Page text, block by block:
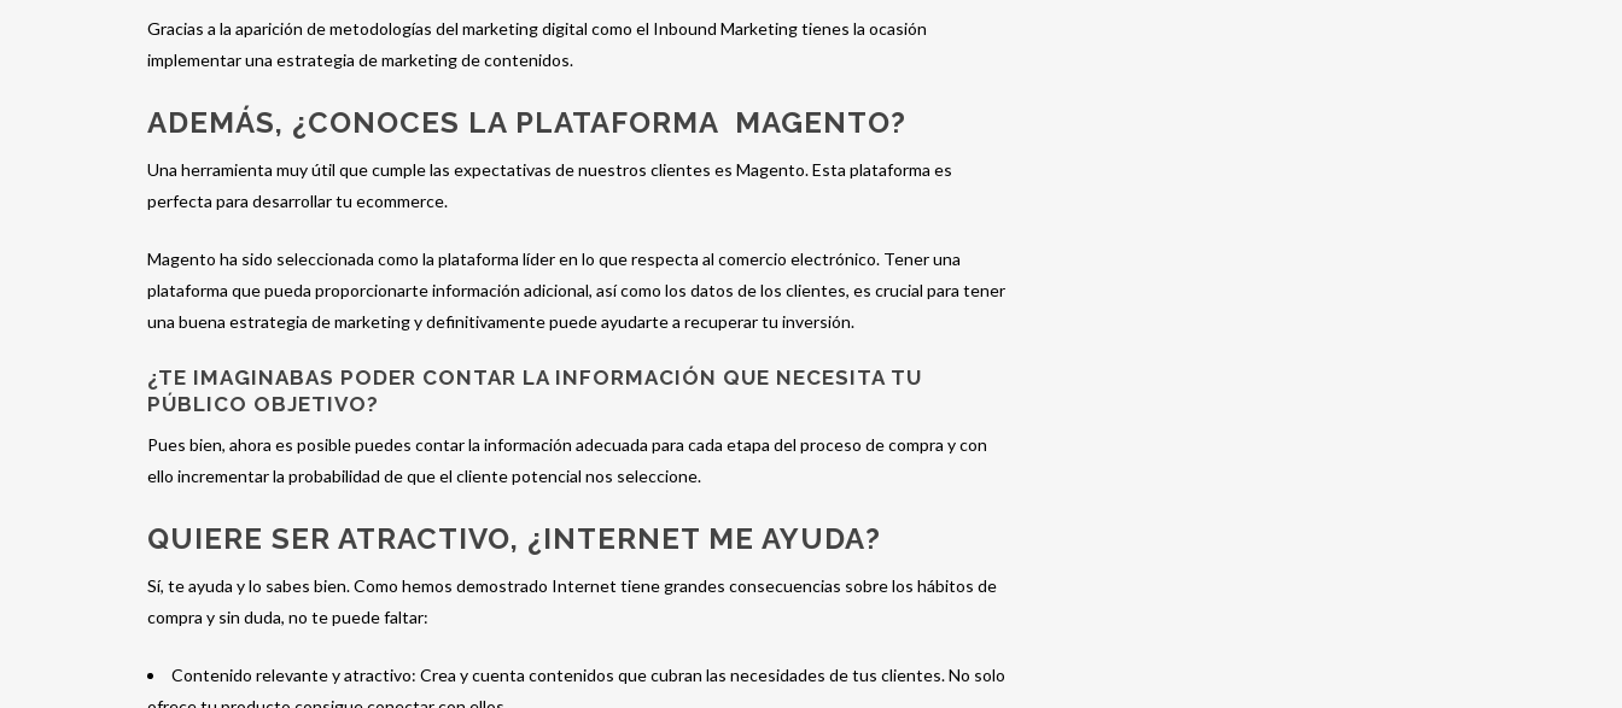
Gracias a la aparición de metodologías del marketing digital como el Inbound Marketing tienes la ocasión
implementar una estrategia de marketing de contenidos.
ADEMÁS, ¿CONOCES LA PLATAFORMA MAGENTO?
Una herramienta muy útil que cumple las expectativas de nuestros clientes es Magento. Esta plataforma es
perfecta para desarrollar tu ecommerce.
Magento ha sido seleccionada como la plataforma líder en lo que respecta al comercio electrónico. Tener una
plataforma que pueda proporcionarte información adicional, así como los datos de los clientes, es crucial para tener
una buena estrategia de marketing y definitivamente puede ayudarte a recuperar tu inversión.
¿TE IMAGINABAS PODER CONTAR LA INFORMACIÓN QUE NECESITA TU
PÚBLICO OBJETIVO?
Pues bien, ahora es posible puedes contar la información adecuada para cada etapa del proceso de compra y con
ello incrementar la probabilidad de que el cliente potencial nos seleccione.
QUIERE SER ATRACTIVO, ¿INTERNET ME AYUDA?
Sí, te ayuda y lo sabes bien. Como hemos demostrado Internet tiene grandes consecuencias sobre los hábitos de
compra y sin duda, no te puede faltar:
Contenido relevante y atractivo: Crea y cuenta contenidos que cubran las necesidades de tus clientes. No solo